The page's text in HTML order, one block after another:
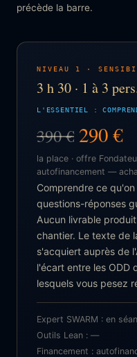
précède la barre.
NIVEAU 1 ·
3 h 30 · 1 à 3
L'ESSENTIEL :
390 € 290 €
la place · offre
autofinancement —
Comprendre ce
questions-réponses
Aucun livrable
chantier. Le texte de
s'acquiert auprès de
l'écart entre les ODD
lesquels vous pesez
Expert SWARM : en
Outils Lean : —
Financement :